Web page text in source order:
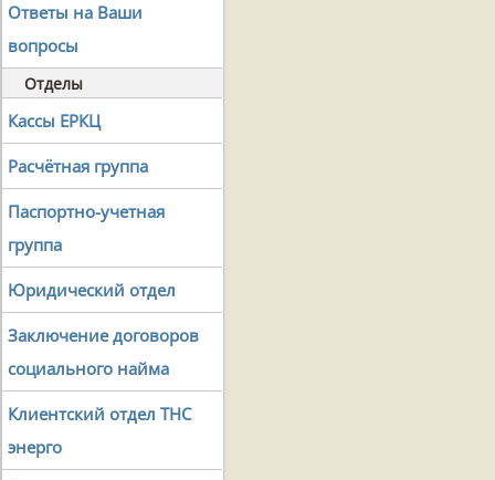
Ответы на Ваши
вопросы
Отделы
Кассы ЕРКЦ
Расчётная группа
Паспортно-учетная
группа
Юридический отдел
Заключение договоров
социального найма
Клиентский отдел ТНС
энерго